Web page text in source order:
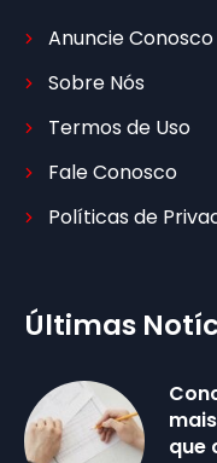
Anuncie Conosco
Sobre Nós
Termos de Uso
Fale Conosco
Políticas de
Últimas
que